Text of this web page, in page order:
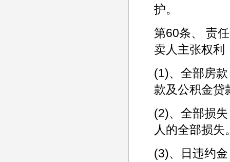
护。
第60条、 责
卖人主张权利
(1)、全部房
款及公积金贷
(2)、全部损
人的全部损失
(3)、日违约